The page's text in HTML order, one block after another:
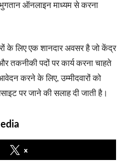
ऑनलाइन माध्यम से करना
के लिए एक शानदार अवसर है जो केंद्र
तकनीकी पदों पर कार्य करना चाहते
करने के लिए, उम्मीदवारों को
पर जाने की सलाह दी जाती है।
x